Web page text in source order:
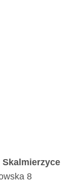
Skalmierzyce
8